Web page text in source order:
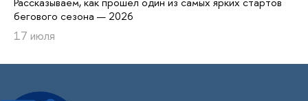
бегового сезона — 2026
17 июля